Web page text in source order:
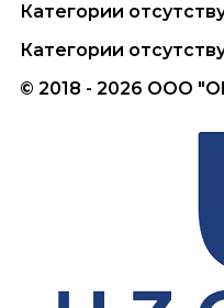
Категории
Категории
© 2018 - 2026 ООО